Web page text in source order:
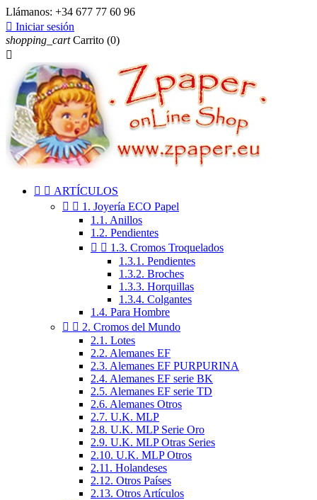
Llámanos: +34 677 77 60 96
 Iniciar sesión
shopping_cart Carrito (0)

  ARTÍCULOS
  1. Joyería ECO Papel
1.1. Anillos
1.2. Pendientes
  1.3. Cromos Troquelados
1.3.1. Pendientes
1.3.2. Broches
1.3.3. Horquillas
1.3.4. Colgantes
1.4. Para Hombre
  2. Cromos del Mundo
2.1. Lotes
2.2. Alemanes EF
2.3. Alemanes EF PURPURINA
2.4. Alemanes EF serie BK
2.5. Alemanes EF serie TD
2.6. Alemanes Otros
2.7. U.K. MLP
2.8. U.K. MLP Serie Oro
2.9. U.K. MLP Otras Series
2.10. U.K. MLP Otros
2.11. Holandeses
2.12. Otros Países
2.13. Otros Artículos